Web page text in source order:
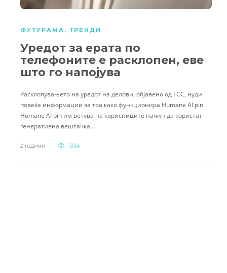
ФУТУРАМА , ТРЕНДИ
Уредот за ерата по
телефоните е расклопен, еве
што го напојува
Расклопувањето на уредот на делови, објавено од FCC, нуди
повеќе информации за тоа како функционира Humane AI pin.
Humane AI pin им ветува на корисниците начин да користат
генеративна вештачка…
2 години 1334